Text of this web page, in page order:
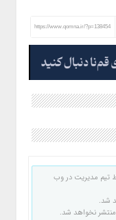
https://www.qomna.ir/?p=138454
تیم مدیریت در وب
شد.
منتشر نخواهد شد.